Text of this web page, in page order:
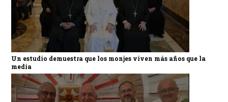
Un estudio demuestra que los monjes viven más años que la
media